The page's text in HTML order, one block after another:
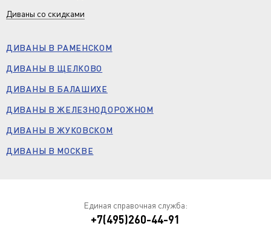
Диваны со скидками
ДИВАНЫ В РАМЕНСКОМ
ДИВАНЫ В ЩЕЛКОВО
ДИВАНЫ В БАЛАШИХЕ
ДИВАНЫ В ЖЕЛЕЗНОДОРОЖНОМ
ДИВАНЫ В ЖУКОВСКОМ
ДИВАНЫ В МОСКВЕ
Единая справочная служба:
+7(495)260-44-91